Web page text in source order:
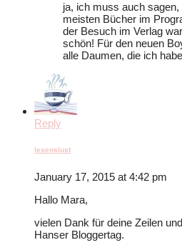
ja, ich muss auch
meisten Bücher im
der Besuch im Verlag
schön! Für den neuen
alle Daumen, die ich
Reply
lesenslust
January 17, 2015 at 4:42 pm
Hallo Mara,
vielen Dank für deine Zeilen
Hanser Bloggertag.